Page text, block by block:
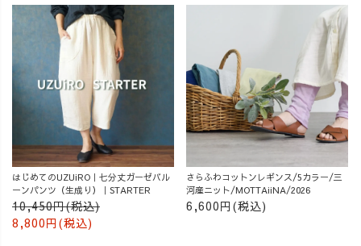
はじめてのUZUiRO｜七分丈ガーゼバル
ーンパンツ（生成り）｜STARTER
10,450円(税込)
8,800円(税込)
さらふわコットンレギンス/5カラー/三
河産ニット/MOTTAiiNA/2026
6,600円(税込)